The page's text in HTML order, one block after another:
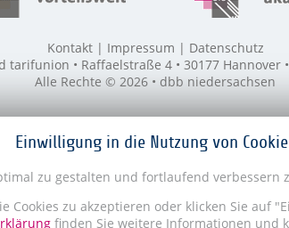
Kontakt Impressum
Datenschutz
• Raffaelstraße 4 • 30177 Hannover •
Alle Rechte © 2026 • dbb niedersachsen
Einwilligung in die Nutzung von
zu gestalten und fortlaufend verbessern
Cookies zu akzeptieren oder klicken Sie auf
finden Sie weitere Informationen und